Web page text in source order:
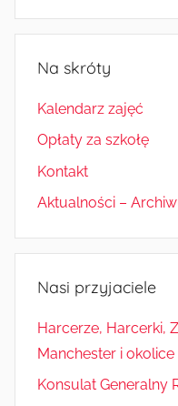
Na skróty
Kalendarz zajęć
Opłaty za szkołę
Kontakt
Aktualności –
Nasi przyjaciele
Harcerze, Harcerki,
Manchester i okolice
Konsulat Generalny